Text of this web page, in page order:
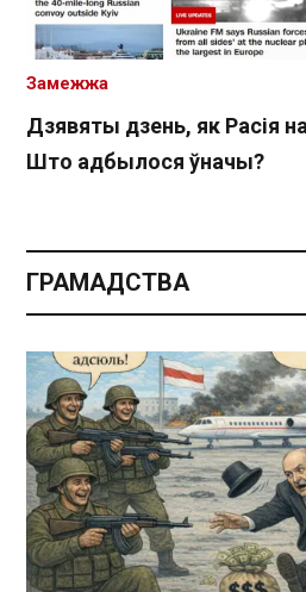
Дзявяты дзень, як Расія
Што адбылося ўначы?
Замежжа
ГРАМАДСТВА